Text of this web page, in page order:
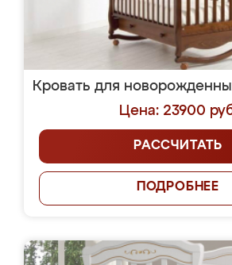
Кровать для
Цена: 23900
РАССЧИТАТЬ
ПОДРОБНЕЕ